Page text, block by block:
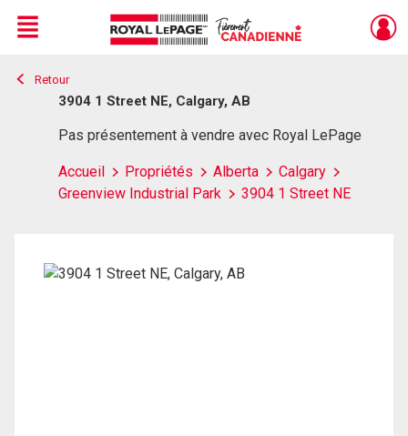
Live
En Direct
Menu
Retour
3904 1 Street NE, Calgary, AB
Pas présentement à vendre avec Royal LePage
Accueil Propriétés Alberta
Calgary
Greenview Industrial Park
3904 1 Street NE